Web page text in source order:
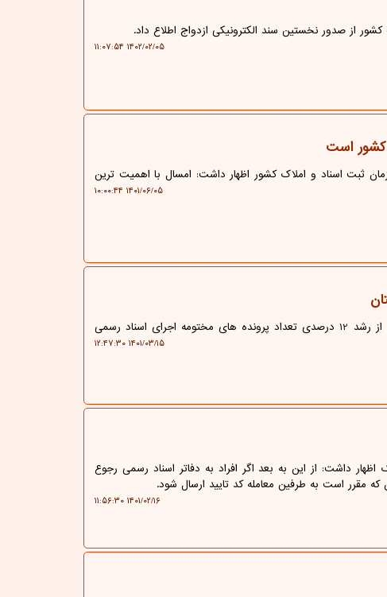
از صدور نخستین سند الکترونیکی ازدواج اطلاع داد.
۱۴۰۲/۰۲/۰۵ ۱۱:۰۷:۵۴
کشور است
ثبت اسناد و املاک کشور اظهار داشت: امسال با اهمیت ترین
۱۴۰۱/۰۶/۰۵ ۱۰:۰۰:۴۴
حقوق و قضا: لرستان مدیرکل ثبت اسناد و املاک لرستان از رشد 12 درصدی تعداد پرونده های مختومه اجرای اسناد رسمی
۱۴۰۱/۰۳/۱۵ ۱۲:۴۷:۳۰
داشت: از این به بعد اگر افراد به دفاتر اسناد رسمی رجوع
مقرر است به طرفین معامله کد تایید ارسال شود.
۱۴۰۱/۰۲/۱۶ ۱۱:۵۶:۳۰